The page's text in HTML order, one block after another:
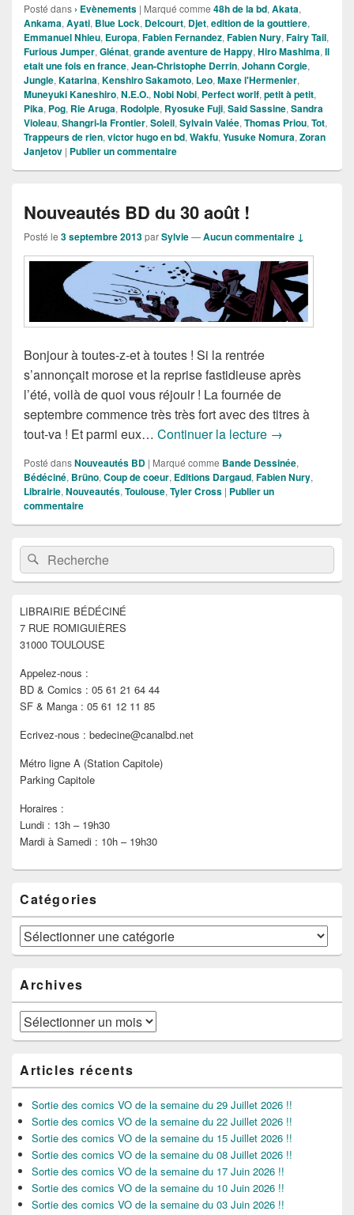
Posté dans › Evènements | Marqué comme 48h de la bd, Akata,
Ankama, Ayati, Blue Lock, Delcourt, Djet, edition de la gouttiere,
Emmanuel Nhieu, Europa, Fabien Fernandez, Fabien Nury, Fairy Tail,
Furious Jumper, Glénat, grande aventure de Happy, Hiro Mashima, Il
etait une fois en france, Jean-Christophe Derrin, Johann Corgie,
Jungle, Katarina, Kenshiro Sakamoto, Leo, Maxe l'Hermenier,
Muneyuki Kaneshiro, N.E.O., Nobi Nobi, Perfect worlf, petit à petit,
Pika, Pog, Rie Aruga, Rodolple, Ryosuke Fuji, Said Sassine, Sandra
Violeau, Shangri-la Frontier, Soleil, Sylvain Valée, Thomas Priou, Tot,
Trappeurs de rien, victor hugo en bd, Wakfu, Yusuke Nomura, Zoran
Janjetov | Publier un commentaire
Nouveautés BD du 30 août !
Posté le 3 septembre 2013parSylvie—Aucun commentaire ↓
Bonjour à toutes-z-et à toutes ! Si la rentrée
s’annonçait morose et la reprise fastidieuse après
l’été, voilà de quoi vous réjouir ! La fournée de
septembre commence très très fort avec des titres à
tout-va ! Et parmi eux… Continuer la lecture Nouveautés
→
Posté dansNouveautés BD | Marqué comme Bande Dessinée,
Bédéciné, Brüno, Coup de coeur, Editions Dargaud, Fabien Nury,
Librairie, Nouveautés, Toulouse, Tyler Cross | Publier un
commentaire
Zone
principale
de
widget
barre
latérale
Recherche :Rechercher
LIBRAIRIE BÉDÉCINÉ
7 RUE ROMIGUIÈRES
31000 TOULOUSE
Appelez-nous :
BD & Comics : 05 61 21 64 44
SF & Manga : 05 61 12 11 85
Ecrivez-nous : bedecine@canalbd.net
Métro ligne A (Station Capitole)
Parking Capitole
Horaires :
Lundi : 13h – 19h30
Mardi à Samedi : 10h – 19h30
Catégories
Catégories
Archives
Archives
Articles récents
Sortie des comics VO de la semaine du 29 Juillet 2026 !!
Sortie des comics VO de la semaine du 22 Juillet 2026 !!
Sortie des comics VO de la semaine du 15 Juillet 2026 !!
Sortie des comics VO de la semaine du 08 Juillet 2026 !!
Sortie des comics VO de la semaine du 17 Juin 2026 !!
Sortie des comics VO de la semaine du 10 Juin 2026 !!
Sortie des comics VO de la semaine du 03 Juin 2026 !!